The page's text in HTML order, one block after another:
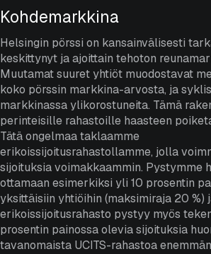
Kohdemarkkina
Helsingin pörssi on kansainvälisesti
keskittynyt ja ajoittain tehoton
Muutamat suuret yhtiöt muodostavat
koko pörssin markkina-arvosta, ja
markkinassa ylikorostuneita. Tämä
perinteisille rahastoille haasteen
Tätä ongelmaa taklaamme
erikoissijoitusrahastollamme, jolla
sijoituksia voimakkaammin. Pystymme
ottamaan esimerkiksi yli 10 prosentin
yksittäisiin yhtiöihin (maksimiraja 20 %)
erikoissijoitusrahasto pystyy myös
prosentin painossa olevia sijoituksia
tavanomaista UCITS-rahastoa